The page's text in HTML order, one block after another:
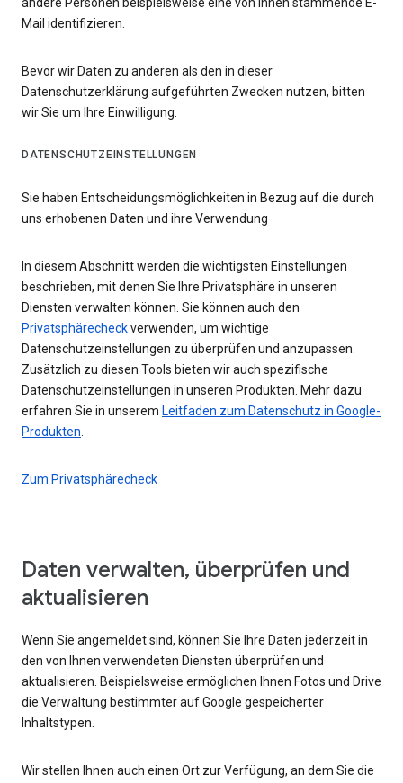
Mail identifizieren.
Bevor wir Daten zu anderen als den in dieser
Datenschutzerklärung aufgeführten Zwecken nutzen, bitten
wir Sie um Ihre Einwilligung.
DATENSCHUTZEINSTELLUNGEN
Sie haben Entscheidungsmöglichkeiten in Bezug auf die durch
uns erhobenen Daten und ihre Verwendung
In diesem Abschnitt werden die wichtigsten Einstellungen
beschrieben, mit denen Sie Ihre Privatsphäre in unseren
Diensten verwalten können. Sie können auch den
Privatsphärecheckverwenden, um wichtige
Datenschutzeinstellungen zu überprüfen und anzupassen.
Zusätzlich zu diesen Tools bieten wir auch spezifische
Datenschutzeinstellungen in unseren Produkten. Mehr dazu
erfahren Sie in unserem Leitfaden zum Datenschutz in Google-
Produkten
Zum Privatsphärecheck
Daten verwalten, überprüfen und
aktualisieren
Wenn Sie angemeldet sind, können Sie Ihre Daten jederzeit in
den von Ihnen verwendeten Diensten überprüfen und
aktualisieren. Beispielsweise ermöglichen Ihnen Fotos und Drive
die Verwaltung bestimmter auf Google gespeicherter
Inhaltstypen.
Wir stellen Ihnen auch einen Ort zur Verfügung, an dem Sie die